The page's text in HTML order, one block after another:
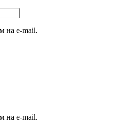
на e-mail.
на e-mail.